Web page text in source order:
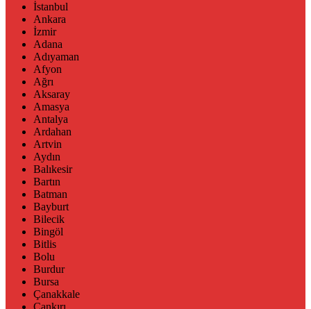
İstanbul
Ankara
İzmir
Adana
Adıyaman
Afyon
Ağrı
Aksaray
Amasya
Antalya
Ardahan
Artvin
Aydın
Balıkesir
Bartın
Batman
Bayburt
Bilecik
Bingöl
Bitlis
Bolu
Burdur
Bursa
Çanakkale
Çankırı